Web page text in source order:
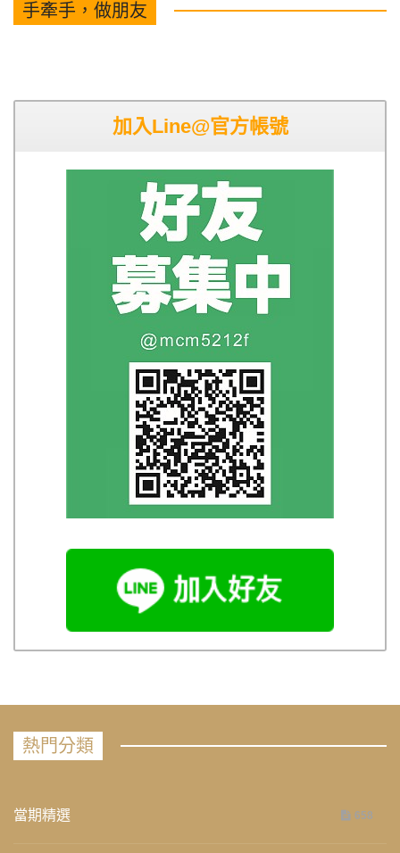
手牽手，做朋友
加入Line@官方帳號
熱門分類
當期精選 658